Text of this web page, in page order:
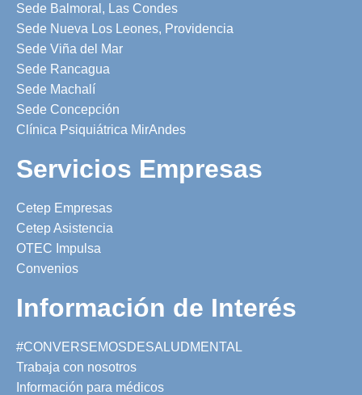
Sede Balmoral, Las Condes
Sede Nueva Los Leones, Providencia
Sede Viña del Mar
Sede Rancagua
Sede Machalí
Sede Concepción
Clínica Psiquiátrica MirAndes
Servicios Empresas
Cetep Empresas
Cetep Asistencia
OTEC Impulsa
Convenios
Información de Interés
#CONVERSEMOSDESALUDMENTAL
Trabaja con nosotros
Información para médicos